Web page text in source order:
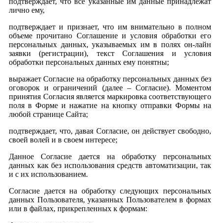
лично ему,
подтверждает и признает, что им внимательно в полном
объеме прочитано Соглашение и условия обработки его
персональных данных, указываемых им в полях он-лайн
заявки (регистрации), текст Соглашения и условия
обработки персональных данных ему понятны;
выражает Согласие на обработку персональных данных без
оговорок и ограничений (далее – Согласие). Моментом
принятия Согласия является маркировка соответствующего
поля в Форме и нажатие на кнопку отправки Формы на
любой странице Сайта;
подтверждает, что, давая Согласие, он действует свободно,
своей волей и в своем интересе;
Данное Согласие дается на обработку персональных
данных как без использования средств автоматизации, так
и с их использованием.
Согласие дается на обработку следующих персональных
данных Пользователя, указанных Пользователем в формах
или в файлах, прикрепленных к формам: